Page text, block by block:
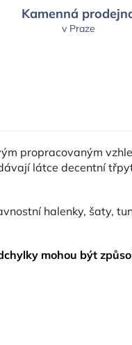
Kamenná
v Praze
propracovaným
látce decentní
halenky, šaty,
mohou být